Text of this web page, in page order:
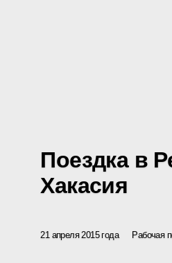
Поездка в
Хакасия
21 апреля 2015 года Рабочая